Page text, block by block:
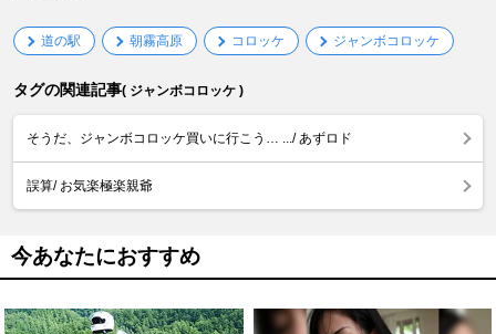
道の駅 朝霧高原 コロッケ ジャンボコロッケ
タグの関連記事( ジャンボコロッケ )
そうだ、ジャンボコロッケ買いに行こう… .../ あずロド
誤算/ お気楽極楽親爺
今あなたにおすすめ